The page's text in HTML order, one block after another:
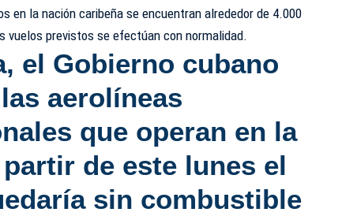
en la nación caribeña se encuentran alrededor de 4.000
vuelos previstos se efectúan con normalidad.
el Gobierno cubano
las aerolíneas
que operan en la
de este lunes el
sin combustible